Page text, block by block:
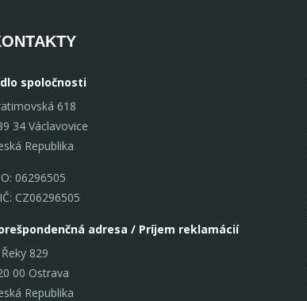
spoločnosti
618
34 Václavovice
Republika
06296505
CZ06296505
adresa / Príjem reklamácií
829
00 Ostrava
Republika